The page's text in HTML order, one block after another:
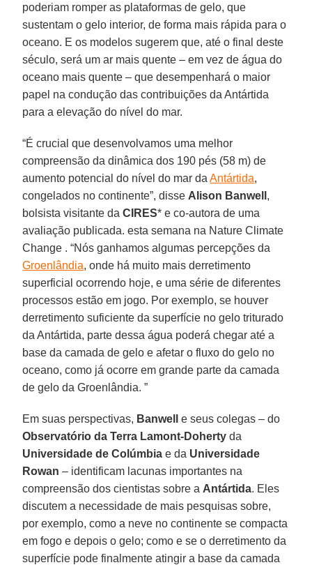
poderiam romper as plataformas de gelo, que
sustentam o gelo interior, de forma mais rápida para o
oceano. E os modelos sugerem que, até o final deste
século, será um ar mais quente – em vez de água do
oceano mais quente – que desempenhará o maior
papel na condução das contribuições da Antártida
para a elevação do nível do mar.
“É crucial que desenvolvamos uma melhor
compreensão da dinâmica dos 190 pés (58 m) de
aumento potencial do nível do mar daAntártida,
congelados no continente”, disse Alison Banwell ,
bolsista visitante daCIRES* e co-autora de uma
avaliação publicada. esta semana na Nature Climate
Change . “Nós ganhamos algumas percepções da
Groenlândia, onde há muito mais derretimento
superficial ocorrendo hoje, e uma série de diferentes
processos estão em jogo. Por exemplo, se houver
derretimento suficiente da superfície no gelo triturado
da Antártida, parte dessa água poderá chegar até a
base da camada de gelo e afetar o fluxo do gelo no
oceano, como já ocorre em grande parte da camada
de gelo da Groenlândia. ”
Em suas perspectivas, Banwell
e seus colegas – do
Observatório da Terra Lamont-Dohertyda
Universidade de Colúmbia e da Universidade
Rowan – identificam lacunas importantes na
compreensão dos cientistas sobre a Antártida. Eles
discutem a necessidade de mais pesquisas sobre,
por exemplo, como a neve no continente se compacta
em fogo e depois o gelo; como e se o derretimento da
superfície pode finalmente atingir a base da camada